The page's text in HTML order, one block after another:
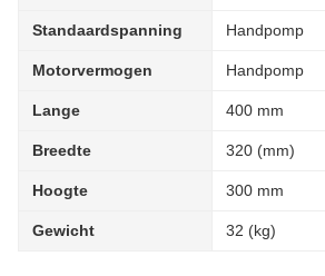
Standaardspanning Handpomp
Motorvermogen Handpomp
Lange 400 mm
Breedte 320 (mm)
Hoogte 300 mm
Gewicht 32 (kg)